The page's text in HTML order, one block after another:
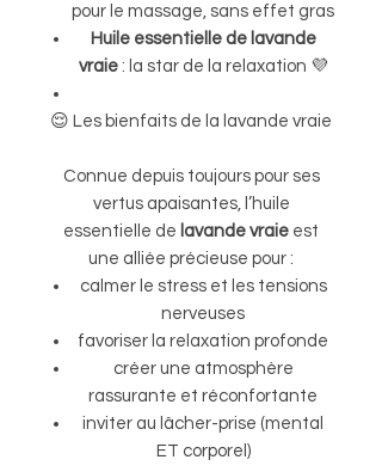
pour le massage, sans effet gras
Huile essentielle de lavande
vraie: la star de la relaxation 💜
😌 Les bienfaits de la lavande vraie
Connue depuis toujours pour ses
vertus apaisantes, l’huile
essentielle de lavande vraie est
une alliée précieuse pour :
calmer le stress et les tensions
nerveuses
favoriser la relaxation profonde
créer une atmosphère
rassurante et réconfortante
inviter au lâcher-prise (mental
ET corporel)